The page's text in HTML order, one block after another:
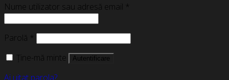
Nume utilizator sau adresă email *
Parolă *
Ține-mă minte
Autentificare
Ai uitat parola?